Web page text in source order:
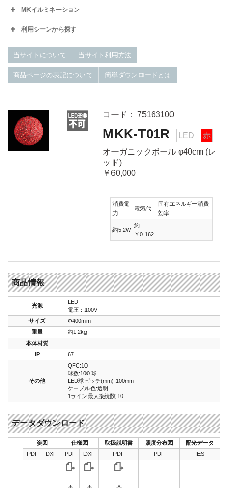
MKイルミネーション
利用シーンから探す
当サイトについて 当サイト利用方法
商品ページの表記について 簡単ダウンロードとは
コード： 75163100
MKK-T01R LED
赤
オーガニックボール φ40cm (レ
ッド)
￥60,000
消費電
力
電気代
固有エネルギー消費
効率
約5.2W
約
￥0.162
-
商品情報
光源
LED
電圧：100V
サイズ
Φ400mm
重量
約1.2kg
本体材質
IP
67
その他
QFC:10
球数:100 球
LED球ピッチ(mm):100mm
ケーブル色:透明
1ライン最大接続数:10
データダウンロード
姿図 仕様図 取扱説明書 照度分布図
配光データ
PDF
DXF PDF DXF PDF PDF IES